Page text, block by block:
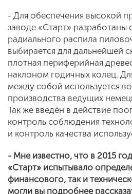
- Для обеспечения высокой
заводе «Старт» разработаны
радиального распила
выбирается для дальнейшей
плотная периферийная
наклоном годичных колец.
между собой используется
производства ведущих
Так же введён в действие
контроль соблюдения
и контроль качества
- Мне известно, что в 2015
«Старт» испытывало
финансового, так и
могли вы подробнее